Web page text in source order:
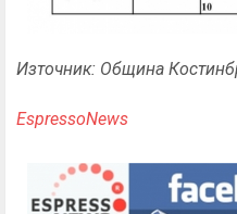
Източник: Община
EspressoNews